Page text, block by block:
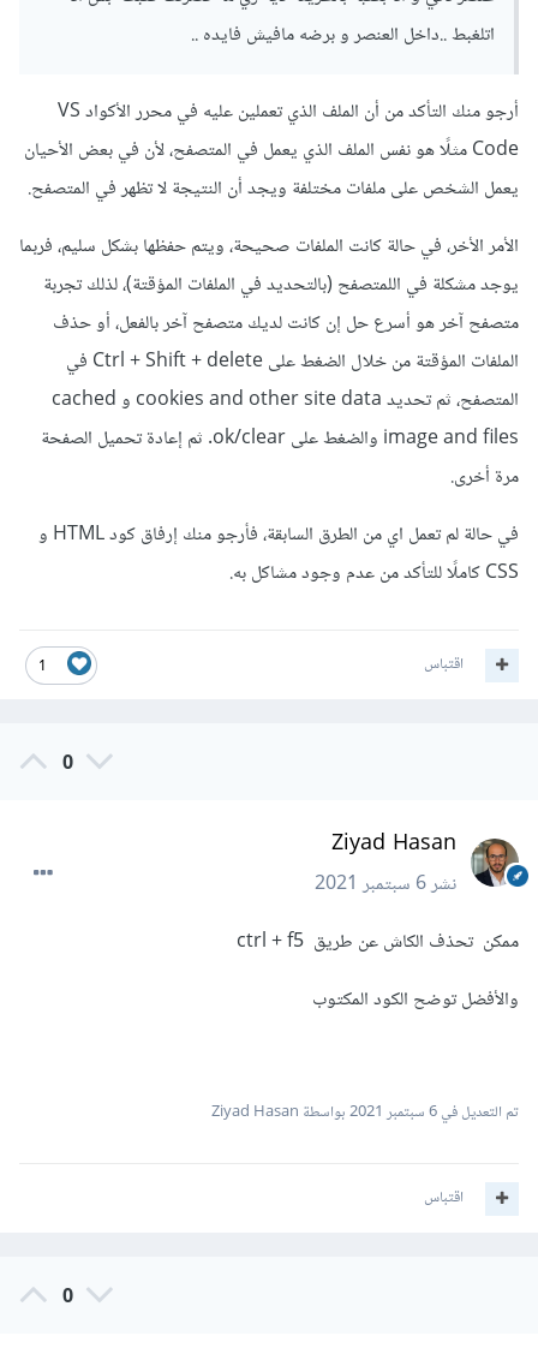
اتلغبط ..داخل العنصر و برضه مافيش فايده ..
أرجو منك التأكد من أن الملف الذي تعملين عليه في محرر الأكواد VS
Code مثلًا هو نفس الملف الذي يعمل في المتصفح، لأن في بعض الأحيان
يعمل الشخص على ملفات مختلفة ويجد أن النتيجة لا تظهر في المتصفح.
الأمر الأخر، في حالة كانت الملفات صحيحة، ويتم حفظها بشكل سليم، فربما
يوجد مشكلة في اللمتصفح (بالتحديد في الملفات المؤقتة)، لذلك تجربة
متصفح آخر هو أسرع حل إن كانت لديك متصفح آخر بالفعل، أو حذف
الملفات المؤقتة من خلال الضغط على Ctrl + Shift + delete في
المتصفح، ثم تحديد cookies and other site data و cached
image and files والضغط على ok/clear. ثم إعادة تحميل الصفحة
مرة أخرى.
في حالة لم تعمل اي من الطرق السابقة، فأرجو منك إرفاق كود HTML و
CSS كاملًا للتأكد من عدم وجود مشاكل به.
1 اقتباس
0
Ziyad Hasan
نشر6 سبتمبر 2021
ممكن تحذف الكاش عن طريق ctrl + f5
والأفضل توضح الكود المكتوب
تم التعديل في6 سبتمبر 2021 بواسطة Ziyad Hasan
اقتباس
0